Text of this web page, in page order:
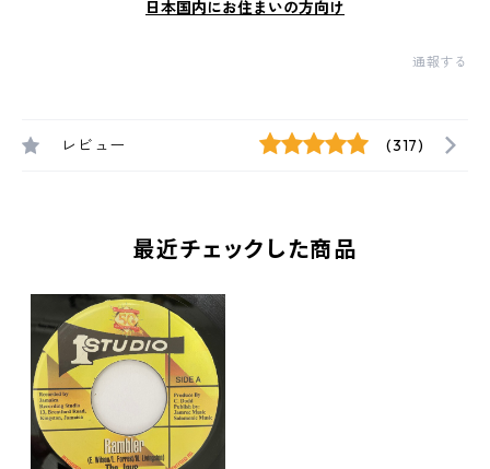
日本国内にお住まいの方向け
通報する
レビュー (317)
最近チェックした商品